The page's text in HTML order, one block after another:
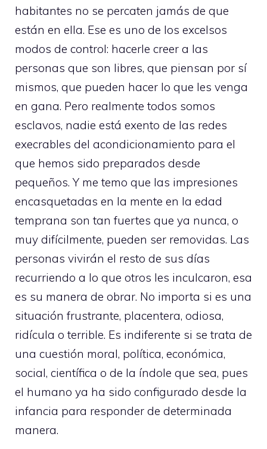
habitantes no se percaten jamás de que
están en ella. Ese es uno de los excelsos
modos de control: hacerle creer a las
personas que son libres, que piensan por sí
mismos, que pueden hacer lo que les venga
en gana. Pero realmente todos somos
esclavos, nadie está exento de las redes
execrables del acondicionamiento para el
que hemos sido preparados desde
pequeños. Y me temo que las impresiones
encasquetadas en la mente en la edad
temprana son tan fuertes que ya nunca, o
muy difícilmente, pueden ser removidas. Las
personas vivirán el resto de sus días
recurriendo a lo que otros les inculcaron, esa
es su manera de obrar. No importa si es una
situación frustrante, placentera, odiosa,
ridícula o terrible. Es indiferente si se trata de
una cuestión moral, política, económica,
social, científica o de la índole que sea, pues
el humano ya ha sido configurado desde la
infancia para responder de determinada
manera.